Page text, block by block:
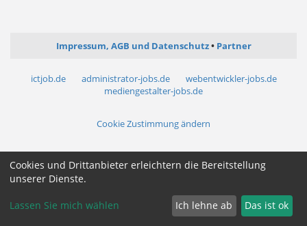
Impressum, AGB und Datenschutz Partner
ictjob.de administrator-jobs.de
webentwickler-jobs.de
mediengestalter-jobs.de
Cookie Zustimmung ändern
Cookies und Drittanbieter erleichtern die Bereitstellung
unserer Dienste.
Lassen Sie mich wählen Ich lehne ab Das ist ok